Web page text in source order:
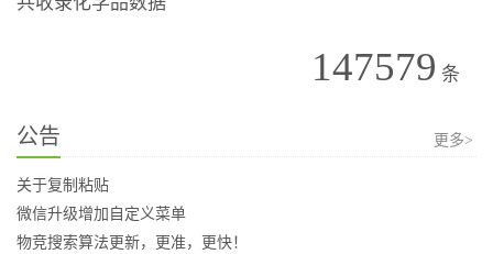
147579 条
公告 更多>
关于复制粘贴
微信升级增加自定义菜单
物竞搜索算法更新，更准，更快！